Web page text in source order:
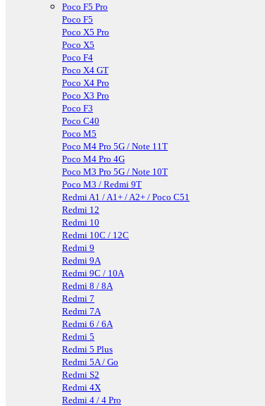
Poco F5 Pro
Poco F5
Poco X5 Pro
Poco X5
Poco F4
Poco X4 GT
Poco X4 Pro
Poco X3 Pro
Poco F3
Poco C40
Poco M5
Poco M4 Pro 5G / Note 11T
Poco M4 Pro 4G
Poco M3 Pro 5G / Note 10T
Poco M3 / Redmi 9T
Redmi A1 / A1+ / A2+ / Poco C51
Redmi 12
Redmi 10
Redmi 10C / 12C
Redmi 9
Redmi 9A
Redmi 9C / 10A
Redmi 8 / 8A
Redmi 7
Redmi 7A
Redmi 6 / 6A
Redmi 5
Redmi 5 Plus
Redmi 5A / Go
Redmi S2
Redmi 4X
Redmi 4 / 4 Pro